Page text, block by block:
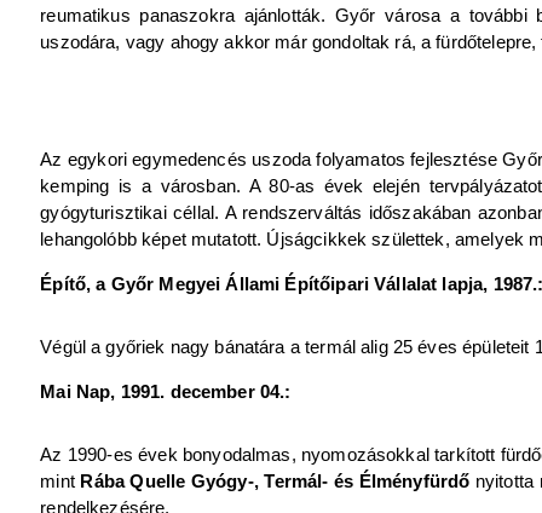
reumatikus panaszokra ajánlották. Győr városa a
uszodára, vagy ahogy akkor már gondoltak rá, a
Az egykori egymedencés uszoda folyamatos fejlesztése
kemping is a városban. A 80-as évek elején
gyógyturisztikai céllal. A rendszerváltás időszakában
lehangolóbb képet mutatott. Újságcikkek születtek, amelyek
Építő, a Győr Megyei Állami Építőipari Vállalat lapja,
Végül a győriek nagy bánatára a termál alig 25 éves épületeit
Mai Nap, 1991. december 04.:
Az 1990-es évek bonyodalmas, nyomozásokkal tarkított
mint Rába Quelle Gyógy-, Termál- és Élményfürdő nyitotta
rendelkezésére.